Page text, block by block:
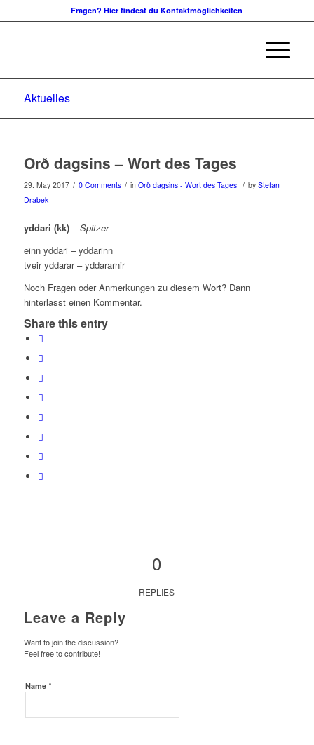
Fragen? Hier findest du Kontaktmöglichkeiten
Aktuelles
Orð dagsins – Wort des Tages
29. May 2017 / 0 Comments / in Orð dagsins - Wort des Tages / by Stefan
Drabek
yddari (kk) –Spitzer
einn yddari – yddarinn
tveir yddarar – yddararnir
Noch Fragen oder Anmerkungen zu diesem Wort? Dann
hinterlasst einen Kommentar.
Share this entry
0
REPLIES
Leave a Reply
Want to join the discussion?
Feel free to contribute!
Name *